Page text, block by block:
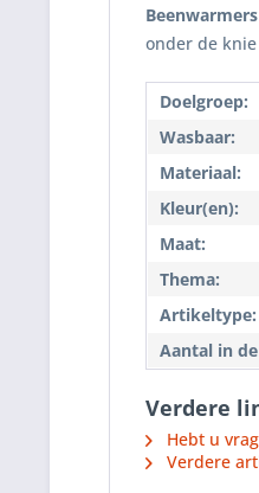
onder de
Doelgroep:
Wasbaar:
Materiaal:
Kleur(en):
Maat:
Thema:
Artikeltype:
Aantal in
Verdere
Hebt u
Verdere